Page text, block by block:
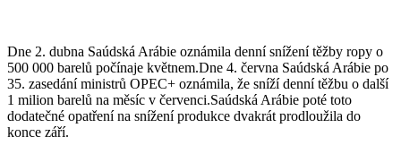
Dne 2. dubna Saúdská Arábie oznámila denní snížení těžby ropy o
500 000 barelů počínaje květnem.Dne 4. června Saúdská Arábie po
35. zasedání ministrů OPEC+ oznámila, že sníží denní těžbu o další
1 milion barelů na měsíc v červenci.Saúdská Arábie poté toto
dodatečné opatření na snížení produkce dvakrát prodloužila do
konce září.